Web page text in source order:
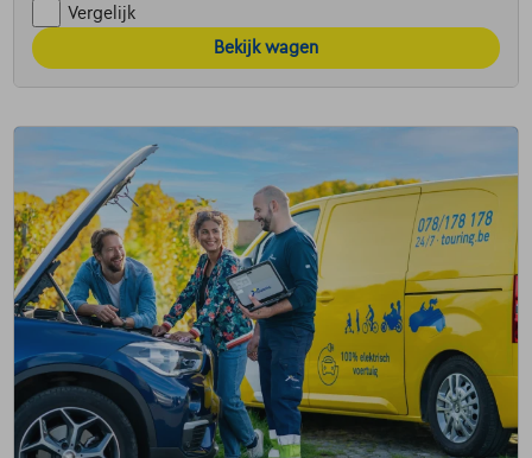
Vergelijk
Bekijk wagen